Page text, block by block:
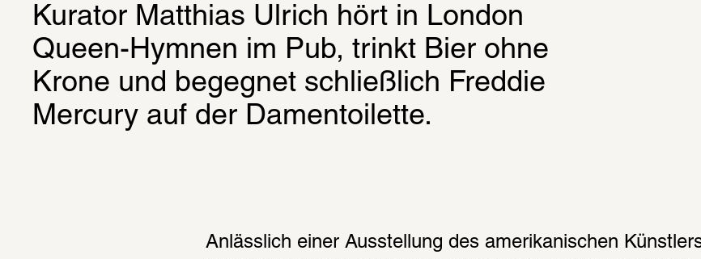
Kurator Matthias Ulrich hört in London
Queen-Hymnen im Pub, trinkt Bier ohne
Krone und begegnet schließlich Freddie
Mercury auf der Damentoilette.
Anlässlich einer Ausstellung des amerikanischen